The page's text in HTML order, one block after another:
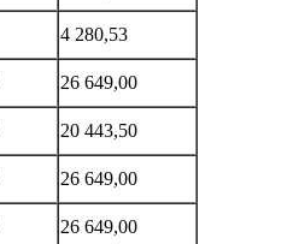
4 280,53
26 649,00
20 443,50
26 649,00
26 649,00